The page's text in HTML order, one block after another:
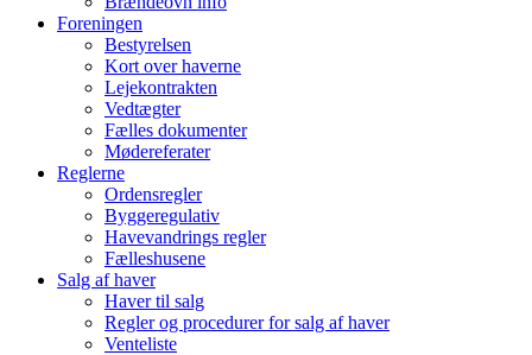
Foreningen
Bestyrelsen
Kort over haverne
Lejekontrakten
Vedtægter
Fælles dokumenter
Mødereferater
Reglerne
Ordensregler
Byggeregulativ
Havevandrings regler
Fælleshusene
Salg af haver
Haver til salg
Regler og procedurer for salg af haver
Venteliste